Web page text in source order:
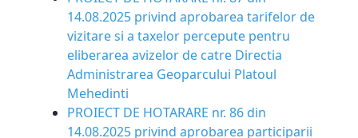
14.08.2025 privind aprobarea tarifelor de
vizitare si a taxelor percepute pentru
eliberarea avizelor de catre Directia
Administrarea Geoparcului Platoul
Mehedinti
PROIECT DE HOTARARE nr. 86 din
14.08.2025 privind aprobarea participarii